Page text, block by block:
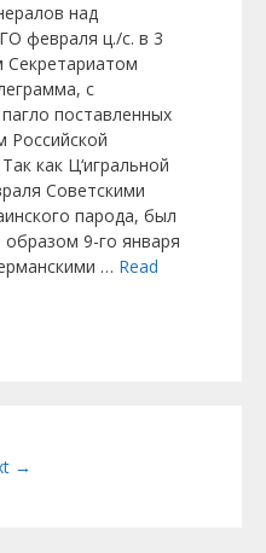
над
февраля ц./с. в 3
Секретариатом
с
поставленных
Российской
как Ц‘игральной
Советскими
парода, был
9-го января
… Read
→